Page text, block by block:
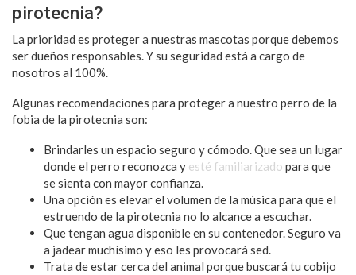
pirotecnia?
La prioridad es proteger a nuestras mascotas porque debemos
ser dueños responsables. Y su seguridad está a cargo de
nosotros al 100%.
Algunas recomendaciones para proteger a nuestro perro de la
fobia de la pirotecnia son:
Brindarles un espacio seguro y cómodo. Que sea un lugar
donde el perro reconozca y esté familiarizado para que
se sienta con mayor confianza.
Una opción es elevar el volumen de la música para que el
estruendo de la pirotecnia no lo alcance a escuchar.
Que tengan agua disponible en su contenedor. Seguro va
a jadear muchísimo y eso les provocará sed.
Trata de estar cerca del animal porque buscará tu cobijo